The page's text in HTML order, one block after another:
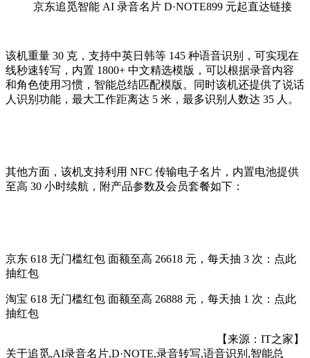
京东追觅智能 AI 录音名片 D·NOTE899 元起直达链接
该机重量 30 克，支持中英日韩等 145 种语音识别，可实现在
线秒速转写，内置 1800+ 中文精选模版，可以根据录音内容
和角色使用习惯，智能总结匹配模版。同时该机还提供了说话
人识别功能，最大工作距离达 5 米，最多识别人数达 35 人。
其他方面，该机支持利用 NFC 传输电子名片，内置电池提供
至高 30 小时续航，附产品参数及会员套餐如下：
京东 618 无门槛红包 面额至高 26618 元，每天抽 3 次：点此
抽红包
淘宝 618 无门槛红包 面额至高 26888 元，每天抽 1 次：点此
抽红包
【来源：IT之家】
关于追觅,AI录音名片,D·NOTE,录音转写,语音识别,智能总